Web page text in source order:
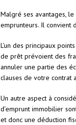
Malgré ses avantages,
emprunteurs. Il convient
L’un des principaux
de prêt prévoient des
annuler une partie des
clauses de votre contrat
Un autre aspect à
d’emprunt immobilier
et donc une déduction